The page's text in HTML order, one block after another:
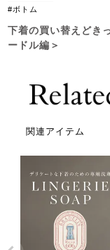
#ボトム
下着の買い替えどき
ードル編＞
関連アイテム